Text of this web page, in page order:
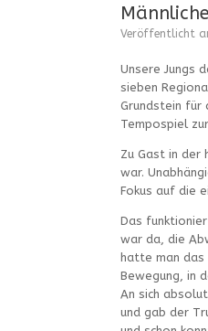
Veröffentlicht
Unsere Jungs
sieben
Grundstein für
Tempospiel
Zu Gast in der
war.
Fokus auf die
Das
war da, die
hatte man das
Bewegung, in
An sich
und gab der